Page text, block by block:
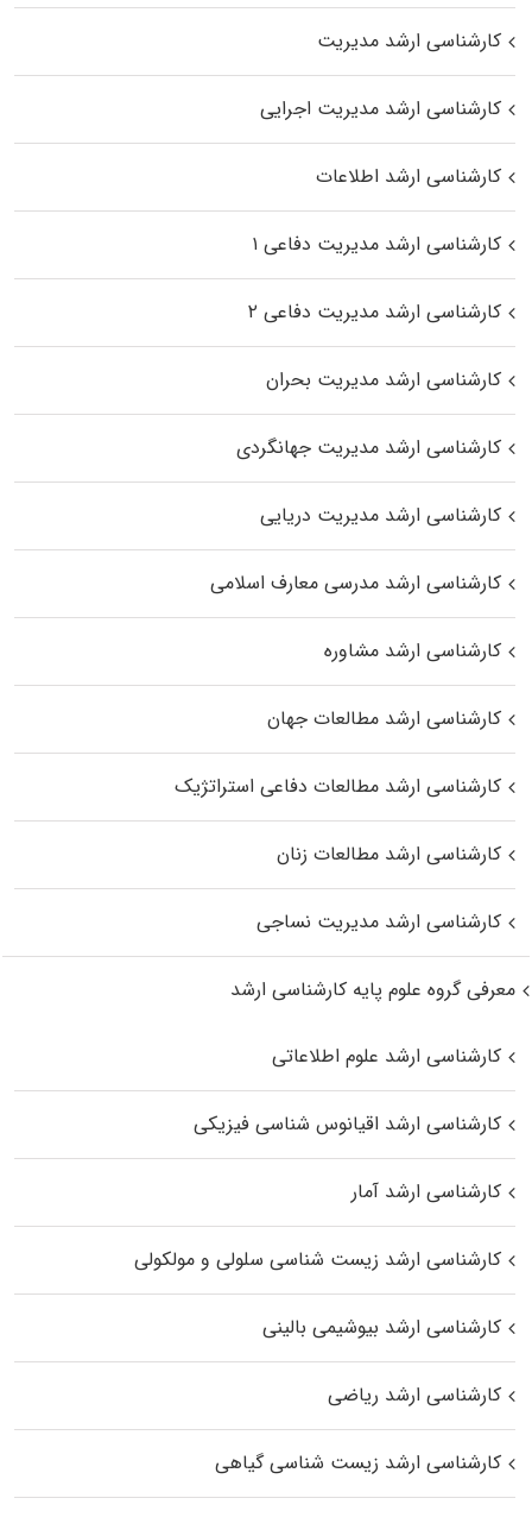
کارشناسی ارشد مدیریت
کارشناسی ارشد مدیریت اجرایی
کارشناسی ارشد اطلاعات
کارشناسی ارشد مدیریت دفاعی ۱
کارشناسی ارشد مدیریت دفاعی ۲
کارشناسی ارشد مدیریت بحران
کارشناسی ارشد مدیریت جهانگردی
کارشناسی ارشد مدیریت دریایی
کارشناسی ارشد مدرسی معارف اسلامی
کارشناسی ارشد مشاوره
کارشناسی ارشد مطالعات جهان
کارشناسی ارشد مطالعات دفاعی استراتژیک
کارشناسی ارشد مطالعات زنان
کارشناسی ارشد مدیریت نساجی
معرفی گروه علوم پایه کارشناسی ارشد
کارشناسی ارشد علوم اطلاعاتی
کارشناسی ارشد اقیانوس‌ شناسی فیزیکی
کارشناسی ارشد آمار
کارشناسی ارشد زیست شناسی سلولی و مولکولی
کارشناسی ارشد بیوشیمی بالینی
کارشناسی ارشد ریاضی
کارشناسی ارشد زیست‌ شناسی گیاهی